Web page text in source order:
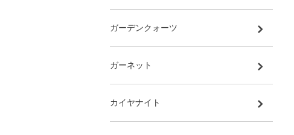
ガーデンクォーツ
ガーネット
カイヤナイト